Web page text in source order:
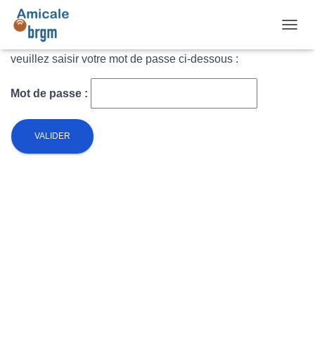
Ce contenu est protégé par un mot de passe. Pour le voir,
veuillez saisir votre mot de passe ci-dessous :
Mot de passe :